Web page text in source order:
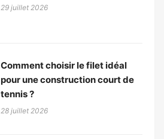
29 juillet 2026
Comment choisir le filet idéal
pour une construction court de
tennis ?
28 juillet 2026